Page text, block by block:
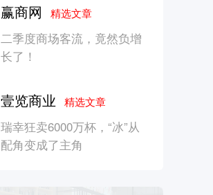
赢商网精选文章
二季度商场客流，竟然负增
长了！
壹览商业精选文章
瑞幸狂卖6000万杯，“冰”从
配角变成了主角